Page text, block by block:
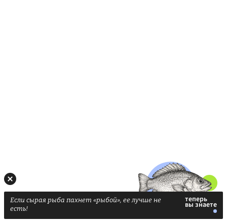
Если сырая рыба пахнет «рыбой», ее лучше не
есть!